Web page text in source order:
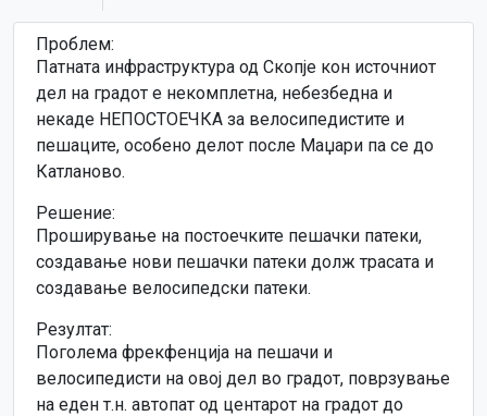
Проблем:
Патната инфраструктура од Скопје кон источниот
дел на градот е некомплетна, небезбедна и
некаде НЕПОСТОЕЧКА за велосипедистите и
пешаците, особено делот после Маџари па се до
Катланово.
Решение:
Проширување на постоечките пешачки патеки,
создавање нови пешачки патеки долж трасата и
создавање велосипедски патеки.
Резултат:
Поголема фрекфенција на пешачи и
велосипедисти на овој дел во градот, поврзување
на еден т.н. автопат од центарот на градот до